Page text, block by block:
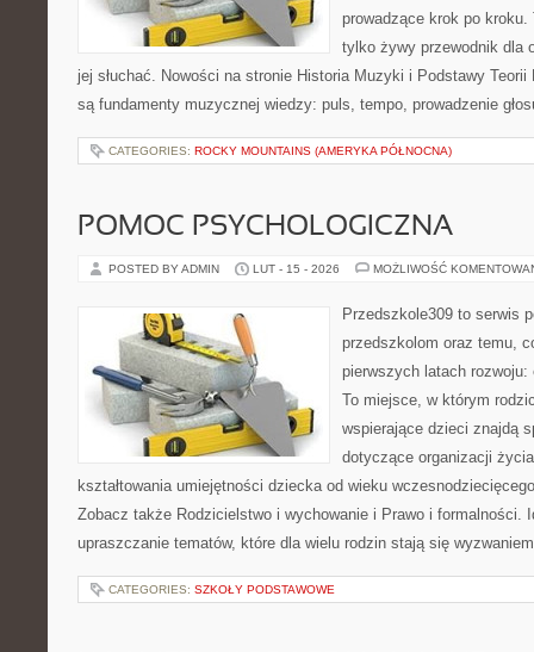
prowadzące krok po
tylko żywy przewodnik dla
jej słuchać. Nowości na stronie Historia Muzyki i Podstawy
są fundamenty muzycznej wiedzy: puls, tempo, prowadzenie
CATEGORIES: ROCKY MOUNTAINS (AMERYKA PÓŁNOCNA)
POMOC PSYCHOLOGICZNA
POSTED BY ADMIN LUT - 15 - 2026 MOŻLIWOŚĆ
Przedszkole309 to serwis
przedszkolom oraz temu,
pierwszych latach
To miejsce, w którym
wspierające dzieci znajdą
dotyczące organizacji
kształtowania umiejętności dziecka od wieku
Zobacz także Rodzicielstwo i wychowanie i Prawo i formalności.
upraszczanie tematów, które dla wielu rodzin stają się
CATEGORIES: SZKOŁY PODSTAWOWE